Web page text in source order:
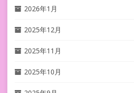
2026年1月
2025年12月
2025年11月
2025年10月